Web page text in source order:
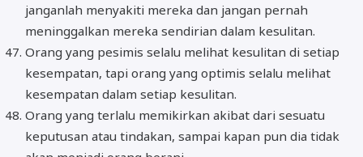
janganlah menyakiti mereka dan jangan pernah
meninggalkan mereka sendirian dalam kesulitan.
Orang yang pesimis selalu melihat kesulitan di setiap
kesempatan, tapi orang yang optimis selalu melihat
kesempatan dalam setiap kesulitan.
Orang yang terlalu memikirkan akibat dari sesuatu
keputusan atau tindakan, sampai kapan pun dia tidak